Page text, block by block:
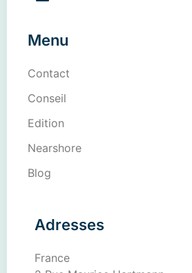
Menu
Contact
Conseil
Edition
Nearshore
Blog
Adresses
France